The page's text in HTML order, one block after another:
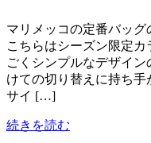
マリメッコの定番バッグ
こちらはシーズン限定
ごくシンプルなデザイ
けての切り替えに持ち
サイ […]
続きを読む